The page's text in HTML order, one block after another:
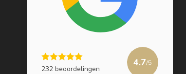
232 beoordelingen
4.7/5